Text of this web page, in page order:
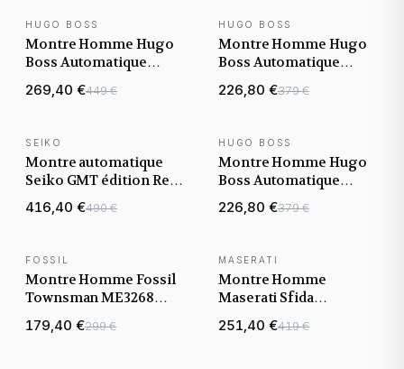
NOUVEAUTÉ
HUGO BOSS
Montre Homme Hugo
Boss Automatique
Bossmatic 1514180
bicolore bracelet
269,40 €449 €
NOUVEAUTÉ
HUGO BOSS
Montre Homme Hugo
Boss Automatique
Principle 1514235 dorée
bracelet cuir
226,80 €379 €
NOUVEAUTÉ
SEIKO
Montre automatique
Seiko GMT édition Red
SSK031K1
416,40 €490 €
NOUVEAUTÉ
HUGO BOSS
Montre Homme Hugo
Boss Automatique
Principle Skeleton
1514254 argentée
226,80 €379 €
NOUVEAUTÉ
FOSSIL
Montre Homme Fossil
Townsman ME3268
cadran gris bracelet
acier
179,40 €299 €
MASERATI
Montre Homme
Maserati Sfida
R8823140002 Squelette
automatique
251,40 €419 €